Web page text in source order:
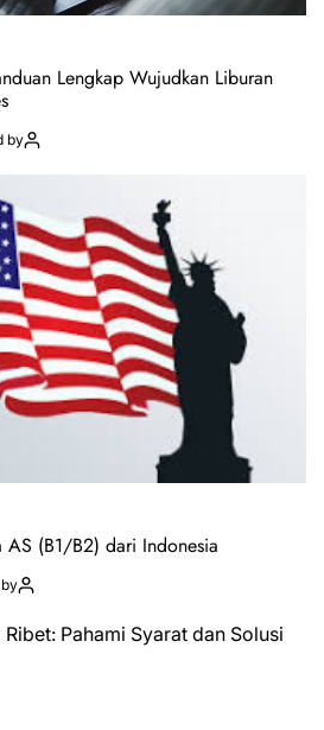
Lengkap Wujudkan Liburan
by
AS (B1/B2) dari Indonesia